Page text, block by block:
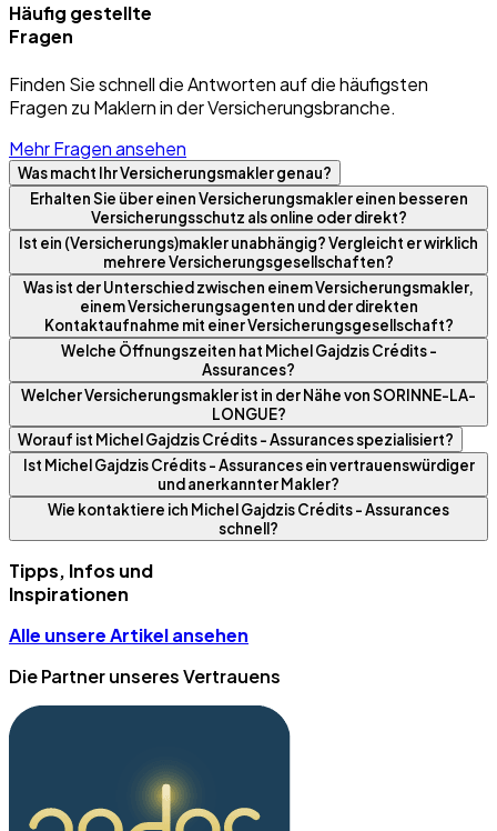
Häufig gestellte
Fragen
Finden Sie schnell die Antworten auf die häufigsten
Fragen zu Maklern in der Versicherungsbranche.
Mehr Fragen ansehen
Was macht Ihr Versicherungsmakler genau?
Erhalten Sie über einen Versicherungsmakler einen besseren
Versicherungsschutz als online oder direkt?
Ist ein (Versicherungs)makler unabhängig? Vergleicht er wirklich
mehrere Versicherungsgesellschaften?
Was ist der Unterschied zwischen einem Versicherungsmakler,
einem Versicherungsagenten und der direkten
Kontaktaufnahme mit einer Versicherungsgesellschaft?
Welche Öffnungszeiten hat Michel Gajdzis Crédits -
Assurances?
Welcher Versicherungsmakler ist in der Nähe von SORINNE-LA-
LONGUE?
Worauf ist Michel Gajdzis Crédits - Assurances spezialisiert?
Ist Michel Gajdzis Crédits - Assurances ein vertrauenswürdiger
und anerkannter Makler?
Wie kontaktiere ich Michel Gajdzis Crédits - Assurances
schnell?
Tipps, Infos und
Inspirationen
Alle unsere Artikel ansehen
Die Partner unseres Vertrauens